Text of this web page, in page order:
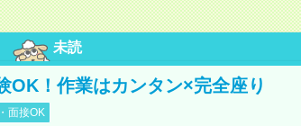
未読
OK！作業はカンタン×完全座り
面接OK